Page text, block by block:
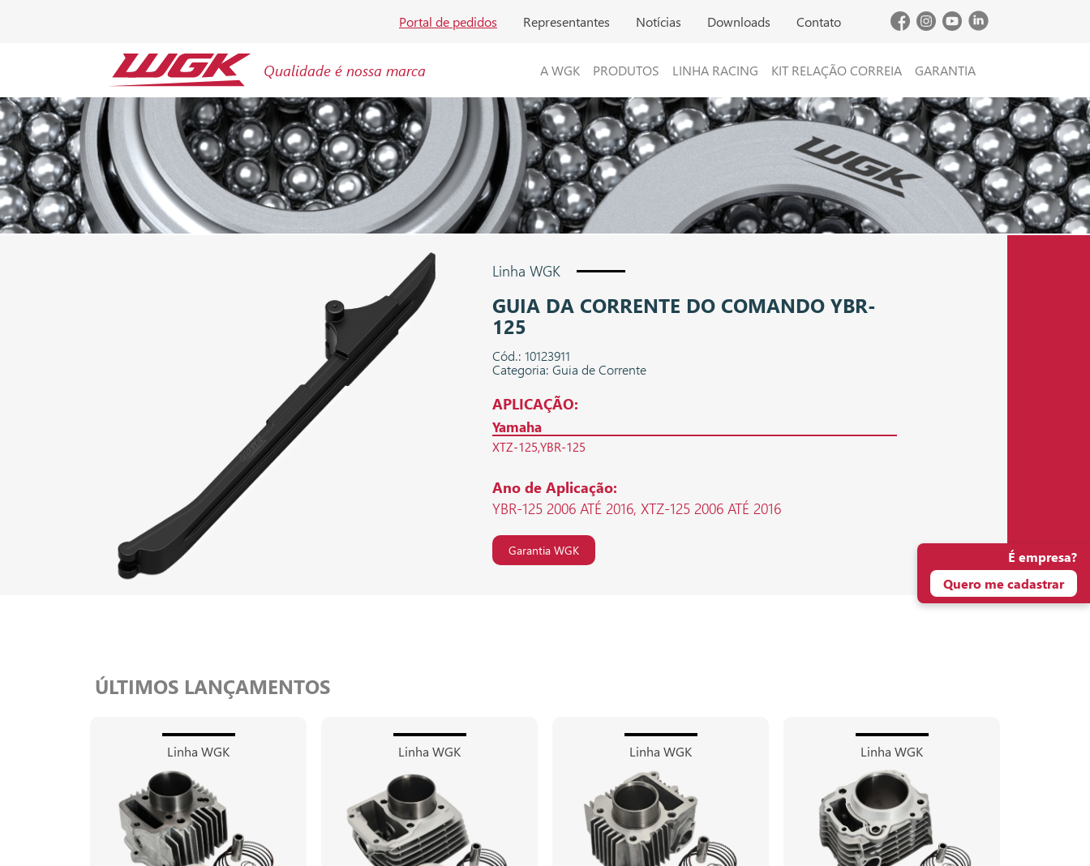
Portal de pedidos Representantes Notícias Downloads Contato
Qualidade é nossa marca A WGK PRODUTOS LINHA RACING KIT RELAÇÃO CORREIA GARANTIA
Linha WGK
GUIA DA CORRENTE DO COMANDO YBR-
125
Cód.: 10123911
Categoria: Guia de Corrente
APLICAÇÃO:
Yamaha
XTZ-125 YBR-125
Ano de Aplicação:
YBR-125 2006 ATÉ 2016, XTZ-125 2006 ATÉ 2016
Garantia WGK
ÚLTIMOS LANÇAMENTOS
Linha WGK Linha WGK Linha WGK Linha WGK
É empresa?
Quero me cadastrar